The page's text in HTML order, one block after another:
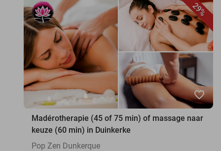
29%
favorite_border
Madérotherapie (45 of 75 min) of massage naar
keuze (60 min) in Duinkerke
Pop Zen Dunkerque